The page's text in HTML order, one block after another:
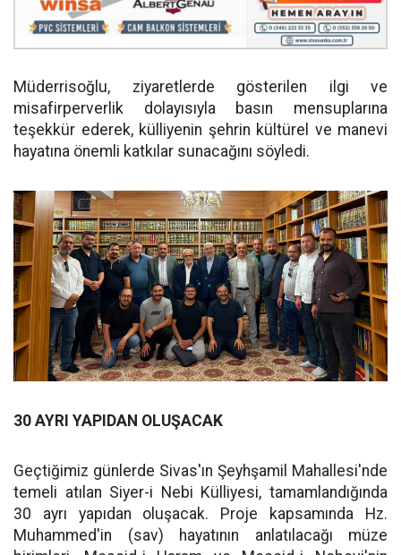
Müderrisoğlu, ziyaretlerde gösterilen ilgi ve
misafirperverlik dolayısıyla basın mensuplarına
teşekkür ederek, külliyenin şehrin kültürel ve manevi
hayatına önemli katkılar sunacağını söyledi.
30 AYRI YAPIDAN OLUŞACAK
Geçtiğimiz günlerde Sivas'ın Şeyhşamil Mahallesi'nde
temeli atılan Siyer-i Nebi Külliyesi, tamamlandığında
30 ayrı yapıdan oluşacak. Proje kapsamında Hz.
Muhammed'in (sav) hayatının anlatılacağı müze